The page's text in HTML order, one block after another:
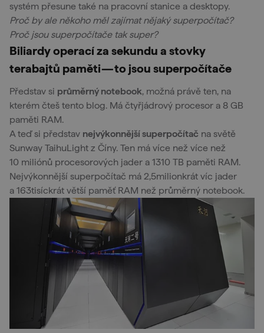
systém přesune také na pracovní stanice a desktopy.
Proč by ale někoho měl zajímat nějaký superpočítač?
Proč jsou superpočítače tak super?
Biliardy operací za sekundu a stovky
terabajtů paměti — to jsou superpočítače
Představ si průměrný notebook, možná právě ten, na
kterém čteš tento blog. Má čtyřjádrový procesor a 8 GB
paměti RAM.
A teď si představ nejvýkonnější superpočítač na světě
Sunway TaihuLight z Číny. Ten má více než více než
10 miliónů procesorových jader a 1310 TB paměti RAM.
Nejvýkonnější superpočítač má 2,5milionkrát víc jader
a 163tisíckrát větší paměť RAM než průměrný notebook.